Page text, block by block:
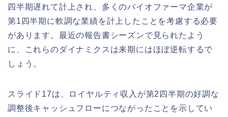
四半期遅れて計上され、多くのバイオファーマ企業が
第1四半期に軟調な業績を計上したことを考慮する必要
があります。最近の報告書シーズンで見られたよう
に、これらのダイナミクスは来期にはほぼ逆転するで
しょう。
スライド17は、ロイヤルティ収入が第2四半期の好調な
調整後キャッシュフローにつながったことを示してい